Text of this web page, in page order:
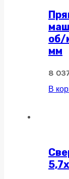
об/
мм
8
В